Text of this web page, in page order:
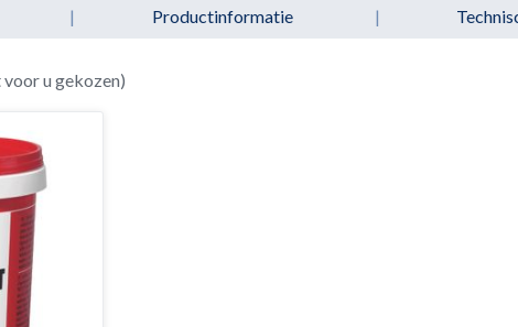
| Productinformatie |
u gekozen)